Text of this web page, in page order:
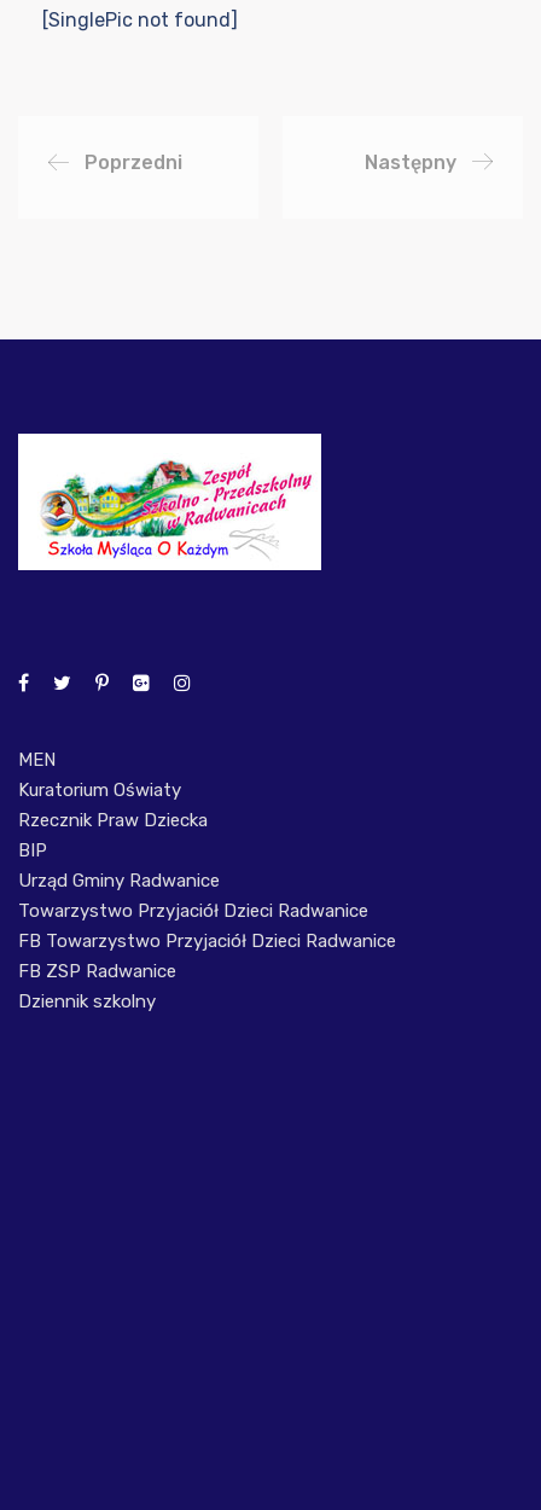
[SinglePic not found]
Poprzedni Następny
MEN
Kuratorium Oświaty
Rzecznik Praw Dziecka
BIP
Urząd Gminy Radwanice
Towarzystwo Przyjaciół Dzieci Radwanice
FB Towarzystwo Przyjaciół Dzieci Radwanice
FB ZSP Radwanice
Dziennik szkolny